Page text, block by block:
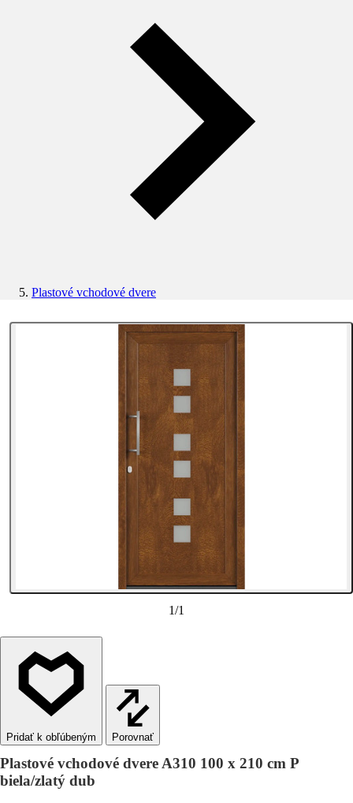
Plastové vchodové dvere
1/1
Porovnať
Plastové vchodové dvere A310 100 x 210 cm P
biela/zlatý dub